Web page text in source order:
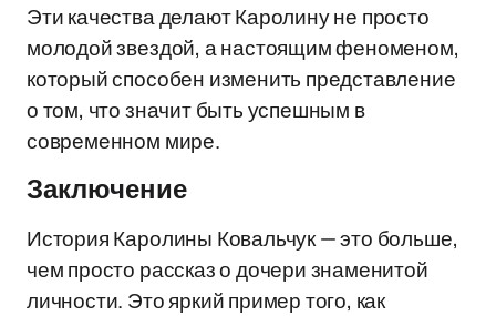
Эти качества делают Каролину не просто
молодой звездой, а настоящим феноменом,
который способен изменить представление
о том, что значит быть успешным в
современном мире.
Заключение
История Каролины Ковальчук — это больше,
чем просто рассказ о дочери знаменитой
личности. Это яркий пример того, как